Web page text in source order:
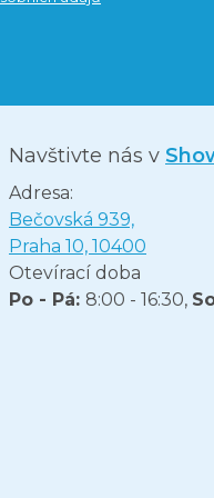
Navštivte nás v
Adresa:
Bečovská 939,
Praha 10, 10400
Otevírací doba
Po - Pá: 8:00 - 16:30,